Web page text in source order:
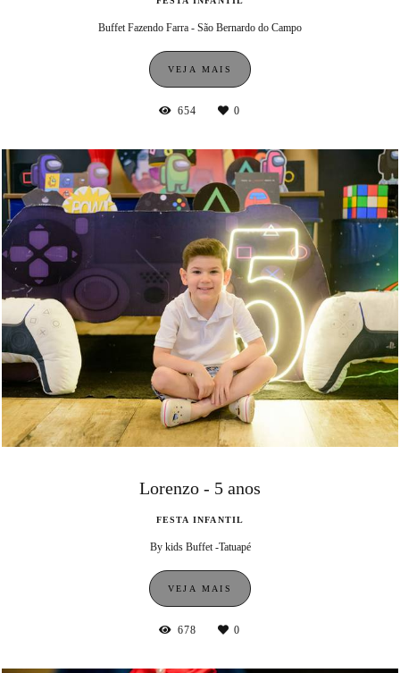
Buffet Fazendo Farra - São Bernardo do Campo
VEJA MAIS
654 0
Lorenzo - 5 anos
FESTA INFANTIL
By kids Buffet -Tatuapé
VEJA MAIS
678 0